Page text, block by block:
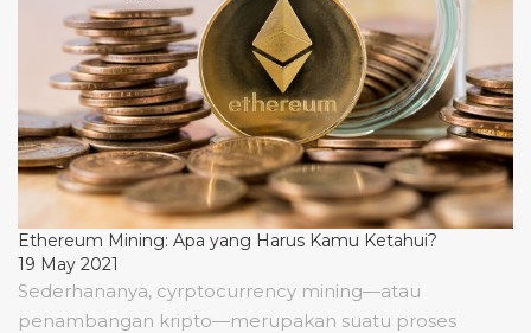
Ethereum Mining: Apa yang Harus Kamu Ketahui?
19 May 2021
Sederhananya, cyrptocurrency mining—atau
penambangan kripto—merupakan suatu proses